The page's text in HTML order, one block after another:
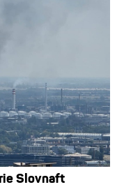
Slovnaft